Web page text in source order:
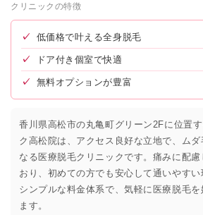
牛山クリニック
クリニックの特徴
✓ 低価格で叶える全身脱毛
✓ ドア付き個室で快適
✓ 無料オプションが豊富
香川県高松市の丸亀町グリーン2Fに位置
ク高松院は、アクセス良好な立地で、ム
なる医療脱毛クリニックです。痛みに配
おり、初めての方でも安心して通いやすい
シンプルな料金体系で、気軽に医療脱毛
ます。